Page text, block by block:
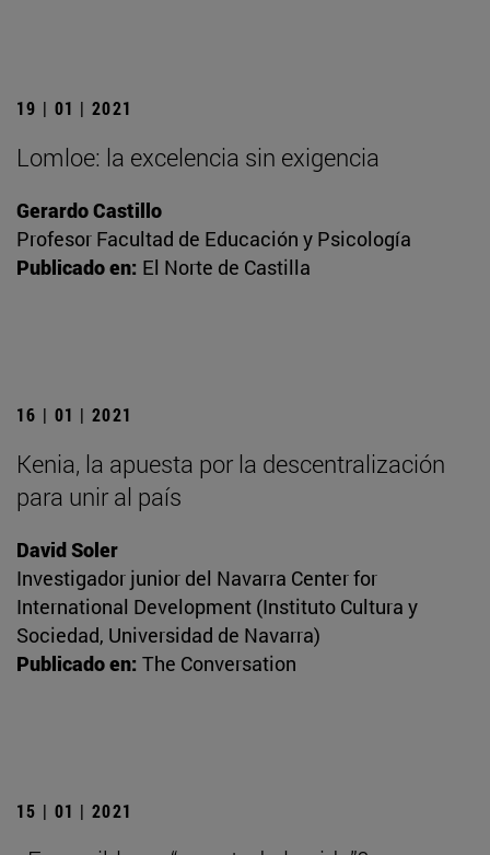
19 | 01 | 2021
Lomloe: la excelencia sin exigencia
Gerardo Castillo
Profesor Facultad de Educación y Psicología
Publicado en: El Norte de Castilla
16 | 01 | 2021
Kenia, la apuesta por la descentralización
para unir al país
David Soler
Investigador junior del Navarra Center for
International Development (Instituto Cultura y
Sociedad, Universidad de Navarra)
Publicado en: The Conversation
15 | 01 | 2021